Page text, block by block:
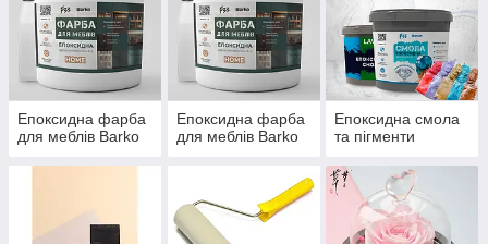
Епоксидна фарба
для меблів Barko
Епоксидна фарба
для меблів Barko
Епоксидна смола
та пігменти